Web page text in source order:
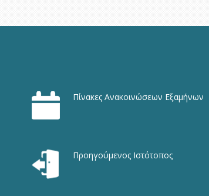
Πίνακες Ανακοινώσεων Εξαμήνων
Προηγούμενος Ιστότοπος